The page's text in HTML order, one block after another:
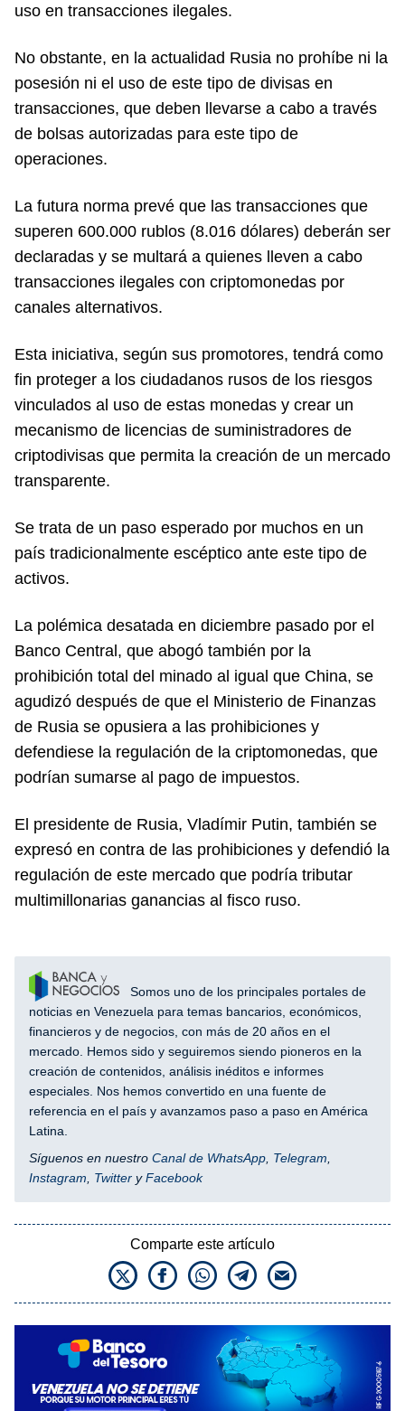
uso en transacciones ilegales.
No obstante, en la actualidad Rusia no prohíbe ni la
posesión ni el uso de este tipo de divisas en
transacciones, que deben llevarse a cabo a través
de bolsas autorizadas para este tipo de
operaciones.
La futura norma prevé que las transacciones que
superen 600.000 rublos (8.016 dólares) deberán ser
declaradas y se multará a quienes lleven a cabo
transacciones ilegales con criptomonedas por
canales alternativos.
Esta iniciativa, según sus promotores, tendrá como
fin proteger a los ciudadanos rusos de los riesgos
vinculados al uso de estas monedas y crear un
mecanismo de licencias de suministradores de
criptodivisas que permita la creación de un mercado
transparente.
Se trata de un paso esperado por muchos en un
país tradicionalmente escéptico ante este tipo de
activos.
La polémica desatada en diciembre pasado por el
Banco Central, que abogó también por la
prohibición total del minado al igual que China, se
agudizó después de que el Ministerio de Finanzas
de Rusia se opusiera a las prohibiciones y
defendiese la regulación de la criptomonedas, que
podrían sumarse al pago de impuestos.
El presidente de Rusia, Vladímir Putin, también se
expresó en contra de las prohibiciones y defendió la
regulación de este mercado que podría tributar
multimillonarias ganancias al fisco ruso.
Somos uno de los principales portales de
noticias en Venezuela para temas bancarios, económicos,
financieros y de negocios, con más de 20 años en el
mercado. Hemos sido y seguiremos siendo pioneros en la
creación de contenidos, análisis inéditos e informes
especiales. Nos hemos convertido en una fuente de
referencia en el país y avanzamos paso a paso en América
Latina.
Síguenos en nuestro Canal de WhatsApp Telegram
Instagram
Twitter yFacebook
Comparte este artículo